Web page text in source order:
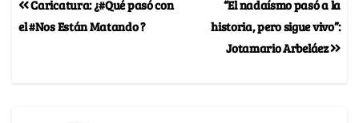
“El nadaísmo pasó a la
historia, pero sigue vivo”:
Jotamario Arbeláez
Caricatura: ¿#Qué pasó con
el #Nos Están Matando ?